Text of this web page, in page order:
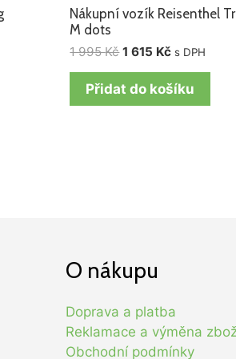
Nákupní vozík Reisenthel
M dots
1 995Kč 1 615 Kč s DPH
Přidat do košíku
O nákupu
Doprava a platba
Reklamace a výměna
Obchodní podmínky